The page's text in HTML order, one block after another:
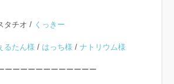
タチオ / くっきー
るたん様 / はっち様 / ナトリウム様
ーーーーーーーーーーーー